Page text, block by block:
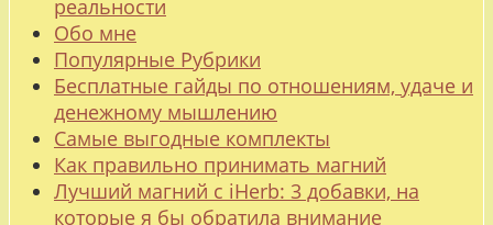
реальности
Обо мне
Популярные Рубрики
Бесплатные гайды по отношениям, удаче и
денежному мышлению
Самые выгодные комплекты
Как правильно принимать магний
Лучший магний с iHerb: 3 добавки, на
которые я бы обратила внимание